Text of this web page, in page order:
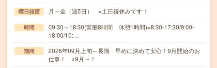
曜日頻度 月～金（週5日） ※土日祝休みです！
時間
09:30～18:30(実働8時間 休憩1時間)※8:30-17:30/9:00-
18:00/10:…
期間
2026年09月上旬～長期 早めに決めて安心！9月開始のお
仕事！ ※9月～！